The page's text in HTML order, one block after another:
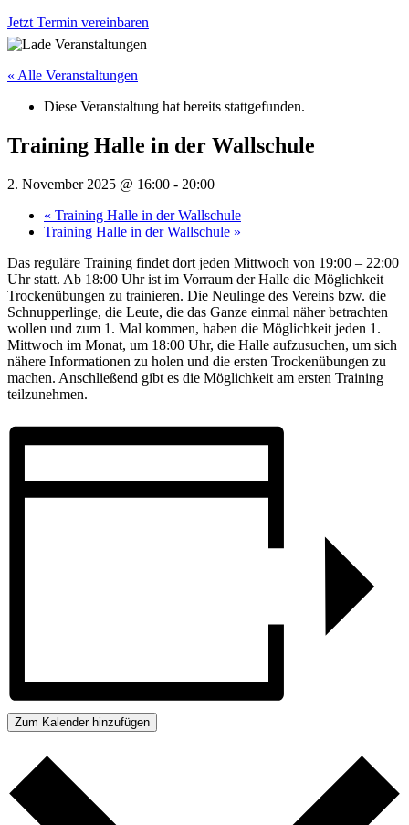
Jetzt Termin vereinbaren
« Alle Veranstaltungen
Diese Veranstaltung hat bereits stattgefunden.
Training Halle in der Wallschule
2. November 2025 @ 16:00 - 20:00
« Training Halle in der Wallschule
Training Halle in der Wallschule »
Das reguläre Training findet dort jeden Mittwoch von 19:00 – 22:00
Uhr statt. Ab 18:00 Uhr ist im Vorraum der Halle die Möglichkeit
Trockenübungen zu trainieren. Die Neulinge des Vereins bzw. die
Schnupperlinge, die Leute, die das Ganze einmal näher betrachten
wollen und zum 1. Mal kommen, haben die Möglichkeit jeden 1.
Mittwoch im Monat, um 18:00 Uhr, die Halle aufzusuchen, um sich
nähere Informationen zu holen und die ersten Trockenübungen zu
machen. Anschließend gibt es die Möglichkeit am ersten Training
teilzunehmen.
Zum Kalender hinzufügen